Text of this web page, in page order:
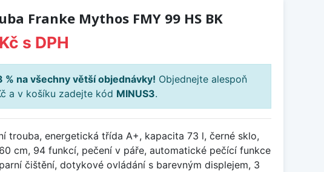
Franke Mythos FMY 99 HS BK
s DPH
% na všechny větší objednávky! Objednejte alespoň
a v košíku zadejte kód MINUS3.
trouba, energetická třída A+, kapacita 73 l, černé sklo,
cm, 94 funkcí, pečení v páře, automatické pečící funkce
čištění, dotykové ovládání s barevným displejem, 3